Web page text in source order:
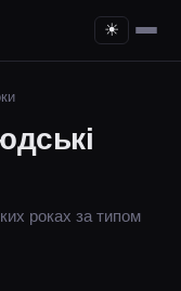
☀
роках за типом